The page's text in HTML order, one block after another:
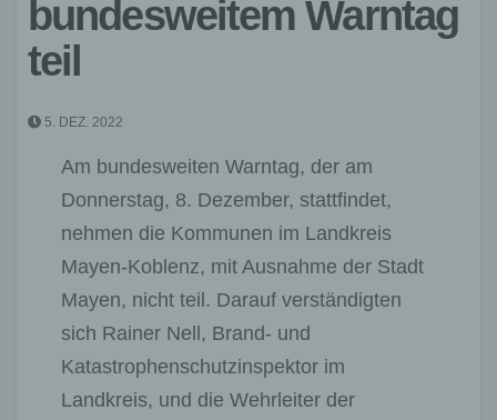
bundesweitem Warntag
teil
5. DEZ. 2022
Am bundesweiten Warntag, der am
Donnerstag, 8. Dezember, stattfindet,
nehmen die Kommunen im Landkreis
Mayen-Koblenz, mit Ausnahme der Stadt
Mayen, nicht teil. Darauf verständigten
sich Rainer Nell, Brand- und
Katastrophenschutzinspektor im
Landkreis, und die Wehrleiter der